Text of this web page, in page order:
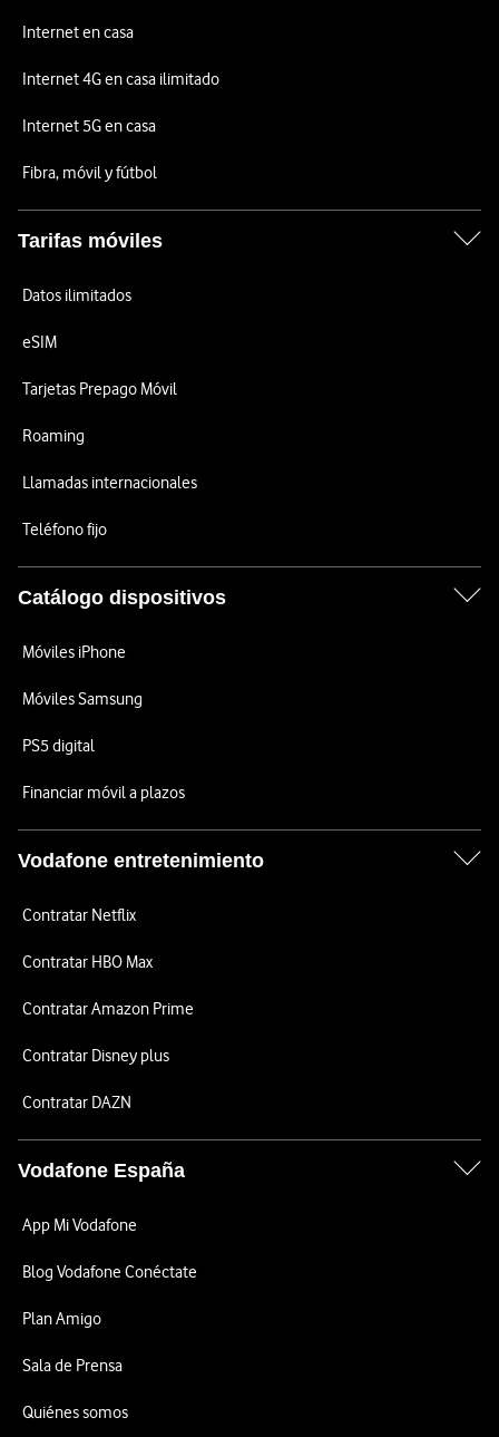
Internet en casa
Internet 4G en casa ilimitado
Internet 5G en casa
Fibra, móvil y fútbol
Tarifas móviles
Datos ilimitados
eSIM
Tarjetas Prepago Móvil
Roaming
Llamadas internacionales
Teléfono fijo
Catálogo dispositivos
Móviles iPhone
Móviles Samsung
PS5 digital
Financiar móvil a plazos
Vodafone entretenimiento
Contratar Netflix
Contratar HBO Max
Contratar Amazon Prime
Contratar Disney plus
Contratar DAZN
Vodafone España
App Mi Vodafone
Blog Vodafone Conéctate
Plan Amigo
Sala de Prensa
Quiénes somos